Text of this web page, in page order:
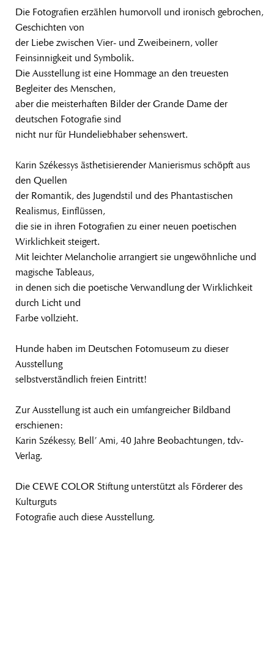
Die Fotografien erzählen humorvoll und ironisch gebrochen,
Geschichten von
der Liebe zwischen Vier- und Zweibeinern, voller
Feinsinnigkeit und Symbolik.
Die Ausstellung ist eine Hommage an den treuesten
Begleiter des Menschen,
aber die meisterhaften Bilder der Grande Dame der
deutschen Fotografie sind
nicht nur für Hundeliebhaber sehenswert.
Karin Székessys ästhetisierender Manierismus schöpft aus
den Quellen
der Romantik, des Jugendstil und des Phantastischen
Realismus, Einflüssen,
die sie in ihren Fotografien zu einer neuen poetischen
Wirklichkeit steigert.
Mit leichter Melancholie arrangiert sie ungewöhnliche und
magische Tableaus,
in denen sich die poetische Verwandlung der Wirklichkeit
durch Licht und
Farbe vollzieht.
Hunde haben im Deutschen Fotomuseum zu dieser
Ausstellung
selbstverständlich freien Eintritt!
Zur Ausstellung ist auch ein umfangreicher Bildband
erschienen:
Karin Székessy, Bell’ Ami, 40 Jahre Beobachtungen, tdv-
Verlag.
Die CEWE COLOR Stiftung unterstützt als Förderer des
Kulturguts
Fotografie auch diese Ausstellung.